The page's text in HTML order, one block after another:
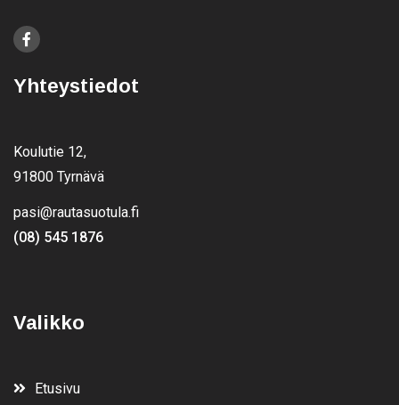
Yhteystiedot
Koulutie 12,
91800 Tyrnävä
pasi@rautasuotula.fi
(08) 545 1876
Valikko
Etusivu